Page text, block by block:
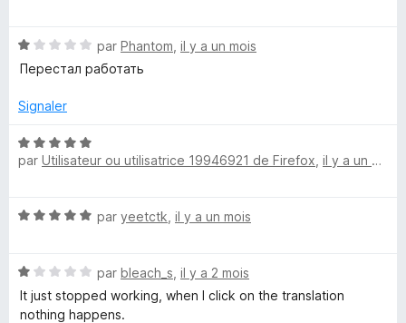
5
s
r
N
o
é
s
u
par Phantom il y a un mois
Перестал работать
Signaler
N
o
5
r
5
par Utilisateur ou utilisatrice 19946921 de Firefox il y a un mois
N
é
5
s
par yeetctk il y a un mois
N
o
t
par bleach_s il y a 2 mois
It just stopped working, when I click on the translation
nothing happens.